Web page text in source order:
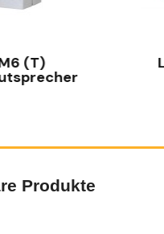
(T)
Produkte